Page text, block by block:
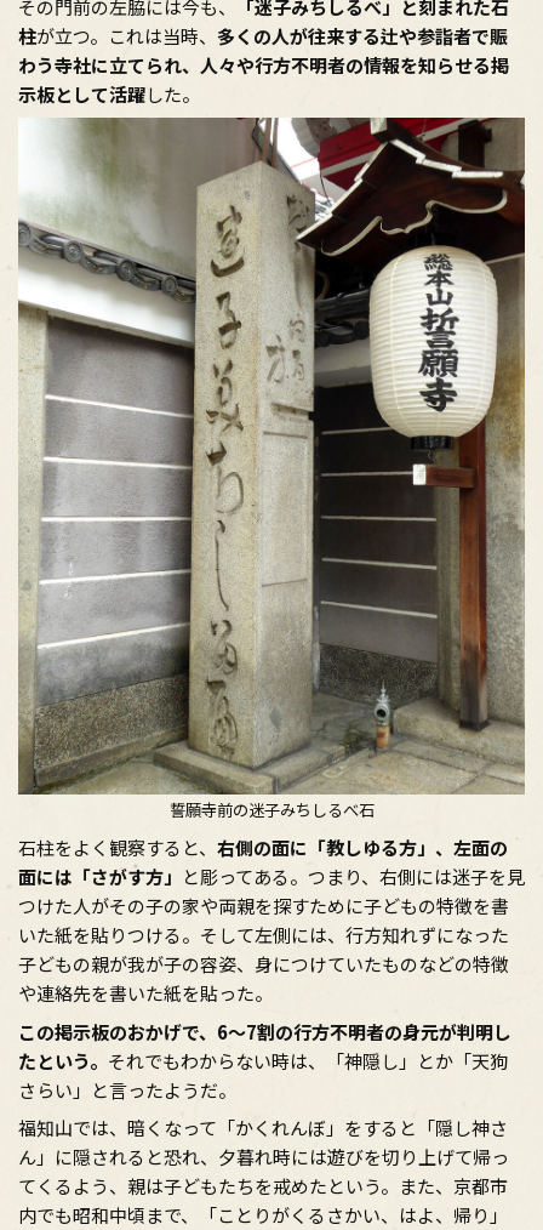
その門前の左脇には今も、
「迷子みちしるべ」と刻まれた石
柱が立つ。これは当時、 多くの人が往来する辻や参詣者で賑
わう寺社に立てられ、人々や行方不明者の情報を知らせる掲
示板として活躍した。
誓願寺前の迷子みちしるべ石
石柱をよく観察すると、 右側の面に「教しゆる方」、左面の
面には「さがす方」 と彫ってある。つまり、右側には迷子を見
つけた人がその子の家や両親を探すために子どもの特徴を書
いた紙を貼りつける。そして左側には、行方知れずになった
子どもの親が我が子の容姿、身につけていたものなどの特徴
や連絡先を書いた紙を貼った。
この掲示板のおかげで、6～7割の行方不明者の身元が判明し
たという。 それでもわからない時は、「神隠し」とか「天狗
さらい」と言ったようだ。
福知山では、暗くなって「かくれんぼ」をすると「隠し神さ
ん」に隠されると恐れ、夕暮れ時には遊びを切り上げて帰っ
てくるよう、親は子どもたちを戒めたという。また、京都市
内でも昭和中頃まで、「ことりがくるさかい、はよ、帰り」